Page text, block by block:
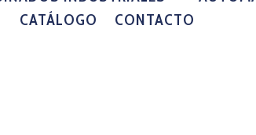
CATÁLOGO
CONTACTO